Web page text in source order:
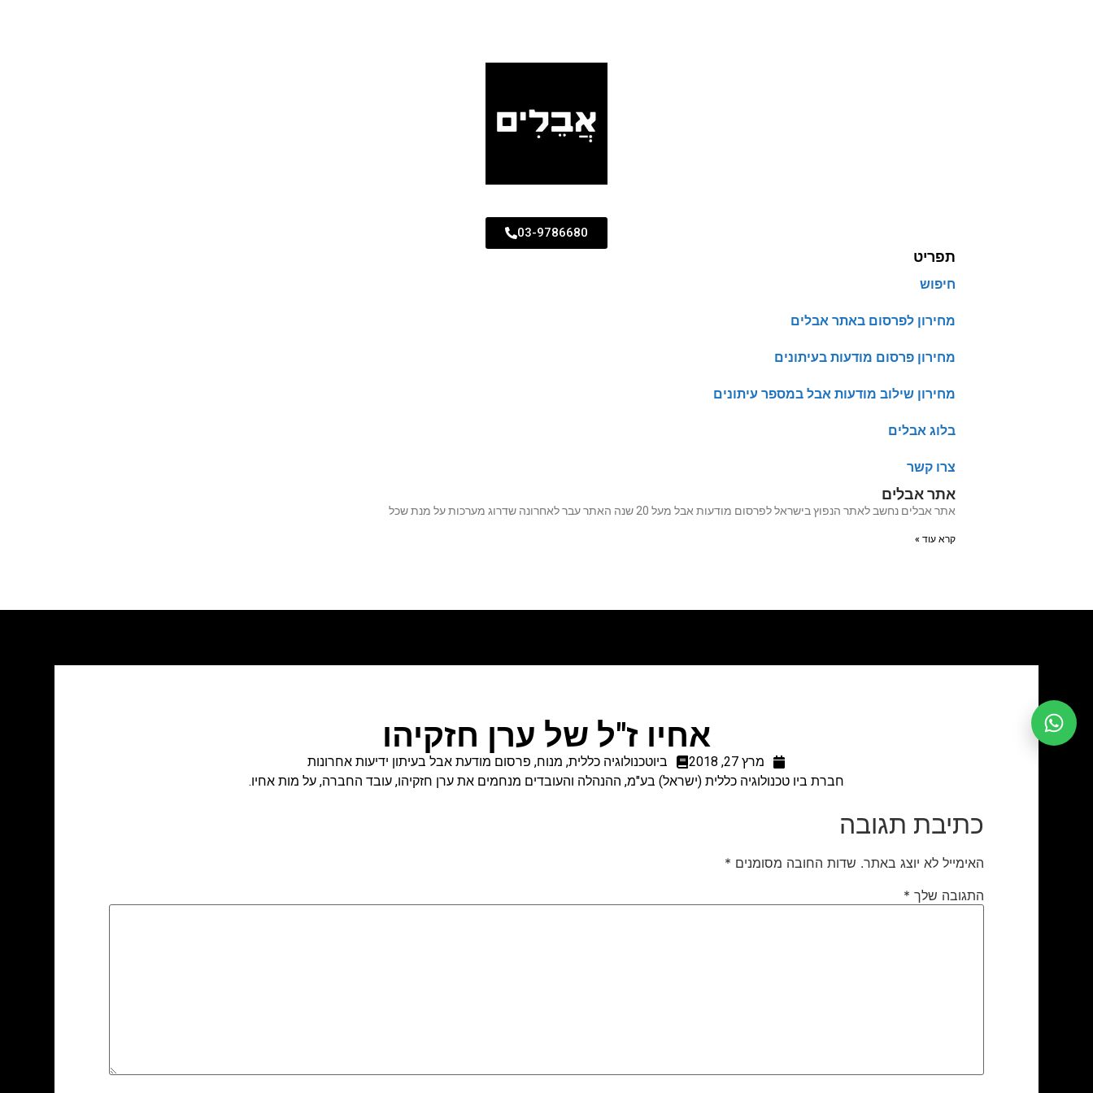
03-9786680
תפריט
חיפוש
מחירון לפרסום באתר אבלים
מחירון פרסום מודעות בעיתונים
מחירון שילוב מודעות אבל במספר עיתונים
בלוג אבלים
צרו קשר
אתר אבלים
אתר אבלים נחשב לאתר הנפוץ בישראל לפרסום מודעות אבל מעל 20 שנה האתר עבר לאחרונה שדרוג מערכות על מנת שכל
קרא עוד »
אחיו ז"ל של ערן חזקיהו
מרץ 27, 2018 ביוטכנולוגיה כללית, מנוח, פרסום מודעת אבל בעיתון ידיעות אחרונות
חברת ביו טכנולוגיה כללית (ישראל) בע"מ, ההנהלה והעובדים מנחמים את ערן חזקיהו, עובד החברה, על מות אחיו.
כתיבת תגובה
האימייל לא יוצג באתר. שדות החובה מסומנים *
התגובה שלך *